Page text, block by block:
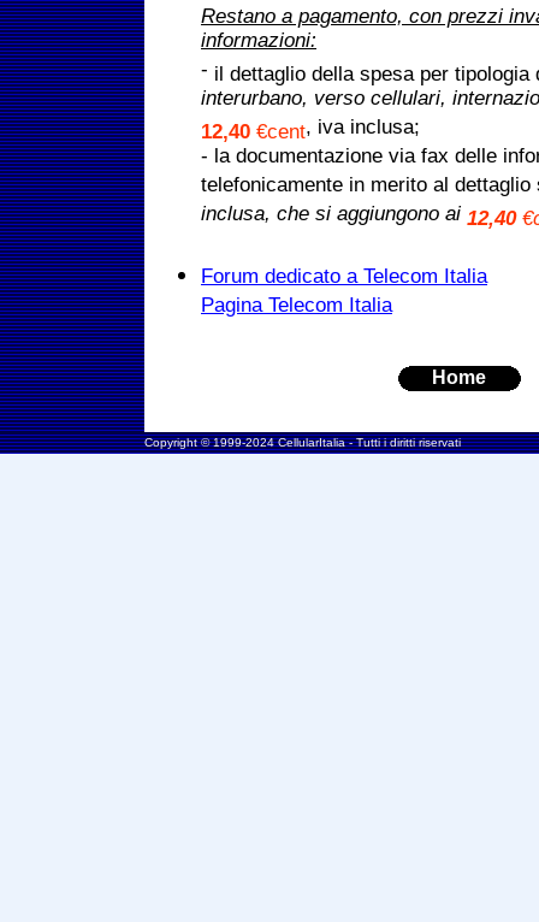
Restano a pagamento, con prezzi
informazioni:
- il dettaglio della spesa per
interurbano, verso cellulari,
12,40 €cent, iva inclusa;
- la documentazione via fax delle
telefonicamente in merito al
inclusa, che si aggiungono ai 12,40
Forum dedicato a Telecom Italia
Pagina Telecom Italia
Home
Copyright © 1999-2024 CellularItalia - Tutti i diritti riservati